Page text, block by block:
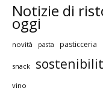
Notizie di
oggi
novità pasta pasticceria
snack
vino